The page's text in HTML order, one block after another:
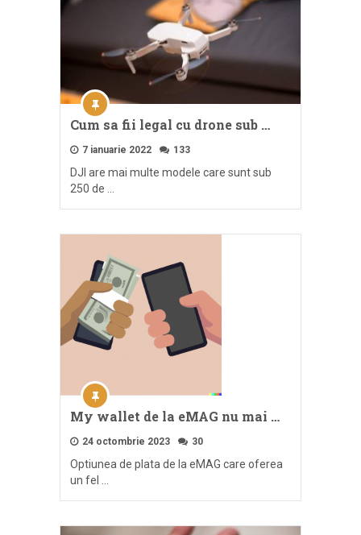
Cum sa fii legal cu drone sub …
7 ianuarie 2022 133
DJI are mai multe modele care sunt sub
250 de …
My wallet de la eMAG nu mai …
24 octombrie 2023 30
Optiunea de plata de la eMAG care oferea
un fel …